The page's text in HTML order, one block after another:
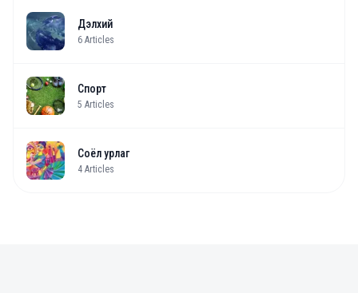
Дэлхий
6 Articles
Спорт
5 Articles
Соёл урлаг
4 Articles